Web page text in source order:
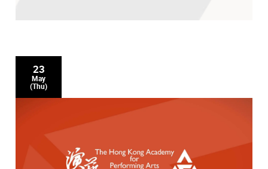
23
May
(Thu)